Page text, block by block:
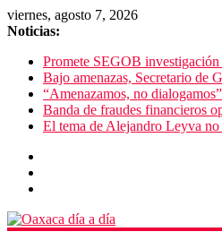
viernes, agosto 7, 2026
Noticias:
Promete SEGOB
Bajo amenazas, Secretario de
“Amenazamos, no dialogamos”
Banda de fraudes financieros
El tema de Alejandro Leyva no